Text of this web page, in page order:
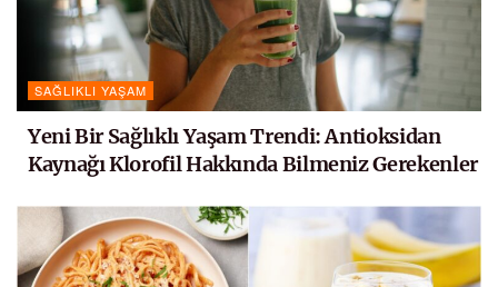
SAĞLIKLI YAŞAM
Yeni Bir Sağlıklı Yaşam Trendi: Antioksidan
Kaynağı Klorofil Hakkında Bilmeniz Gerekenler